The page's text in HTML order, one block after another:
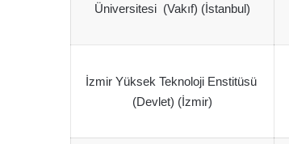
Üniversitesi (Vakıf) (İstanbul)
İzmir Yüksek Teknoloji Enstitüsü
(Devlet) (İzmir)